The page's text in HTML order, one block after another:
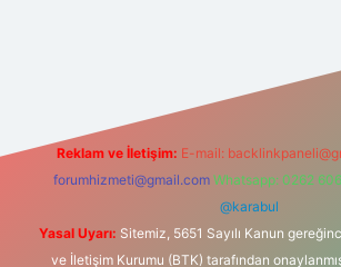
Reklam ve İletişim: E-mail:
forumhizmeti@gmail.com Whatsapp: 0262
@karabul
Yasal Uyarı: Sitemiz, 5651 Sayılı Kanun
ve İletişim Kurumu (BTK) tarafından